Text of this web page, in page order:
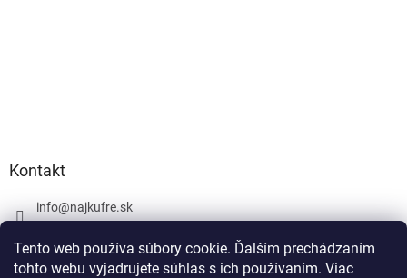
Tento web používa súbory cookie. Ďalším prechádzaním
tohto webu vyjadrujete súhlas s ich používaním. Viac
Kontakt
info@najkufre.sk
Facebook